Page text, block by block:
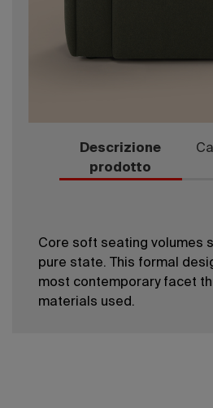
Descrizione
prodotto
Core soft seating volumes
pure state. This formal
most contemporary facet
materials used.